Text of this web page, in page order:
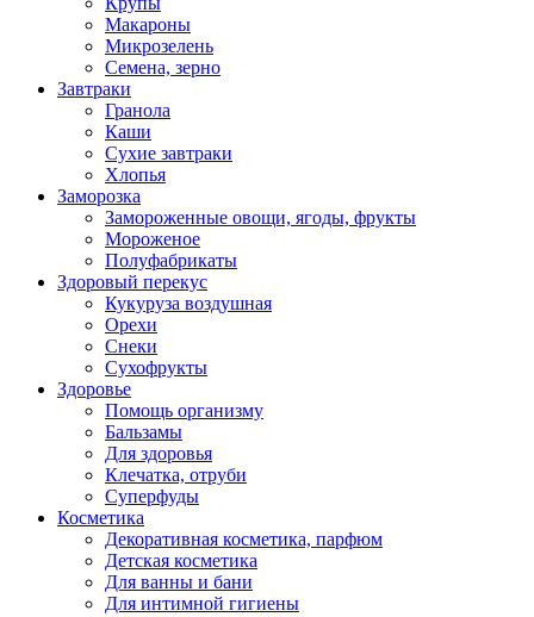
Макароны
Микрозелень
Семена, зерно
Завтраки
Гранола
Каши
Сухие завтраки
Хлопья
Заморозка
Замороженные овощи, ягоды, фрукты
Мороженое
Полуфабрикаты
Здоровый перекус
Кукуруза воздушная
Орехи
Снеки
Сухофрукты
Здоровье
Помощь организму
Бальзамы
Для здоровья
Клечатка, отруби
Суперфуды
Косметика
Декоративная косметика, парфюм
Детская косметика
Для ванны и бани
Для интимной гигиены